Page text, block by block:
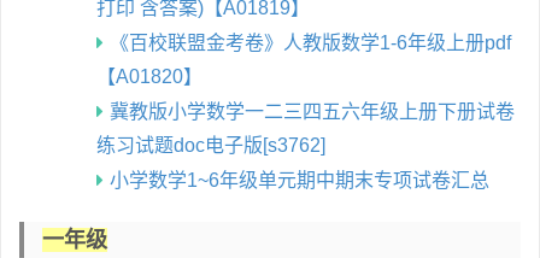
打印 含答案)【A01819】
《百校联盟金考卷》人教版数学1-6年级上册pdf
【A01820】
冀教版小学数学一二三四五六年级上册下册试卷
练习试题doc电子版[s3762]
小学数学1~6年级单元期中期末专项试卷汇总
一年级